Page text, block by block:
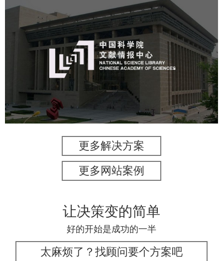
中国科学院文献情报中心
网站建设
数字博物馆建设
展厅空间设计
产品展厅设计
更多解决方案
更多网站案例
让决策变的简单
好的开始是成功的一半
太麻烦了？找顾问要个方案吧